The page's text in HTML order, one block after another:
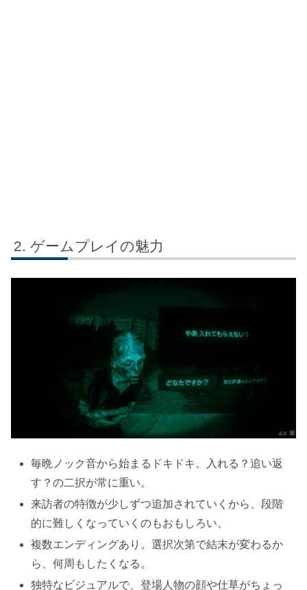
ゲームプレイの魅力
毎晩ノック音から始まるドキドキ。入れる？追い返
す？の二択が常に重い。
来訪者の特徴が少しずつ追加されていくから、段階
的に難しくなっていくのもおもしろい。
複数エンディングあり。選択次第で結末が変わるか
ら、何周もしたくなる。
独特なビジュアルで、登場人物の顔や仕草がちょっ